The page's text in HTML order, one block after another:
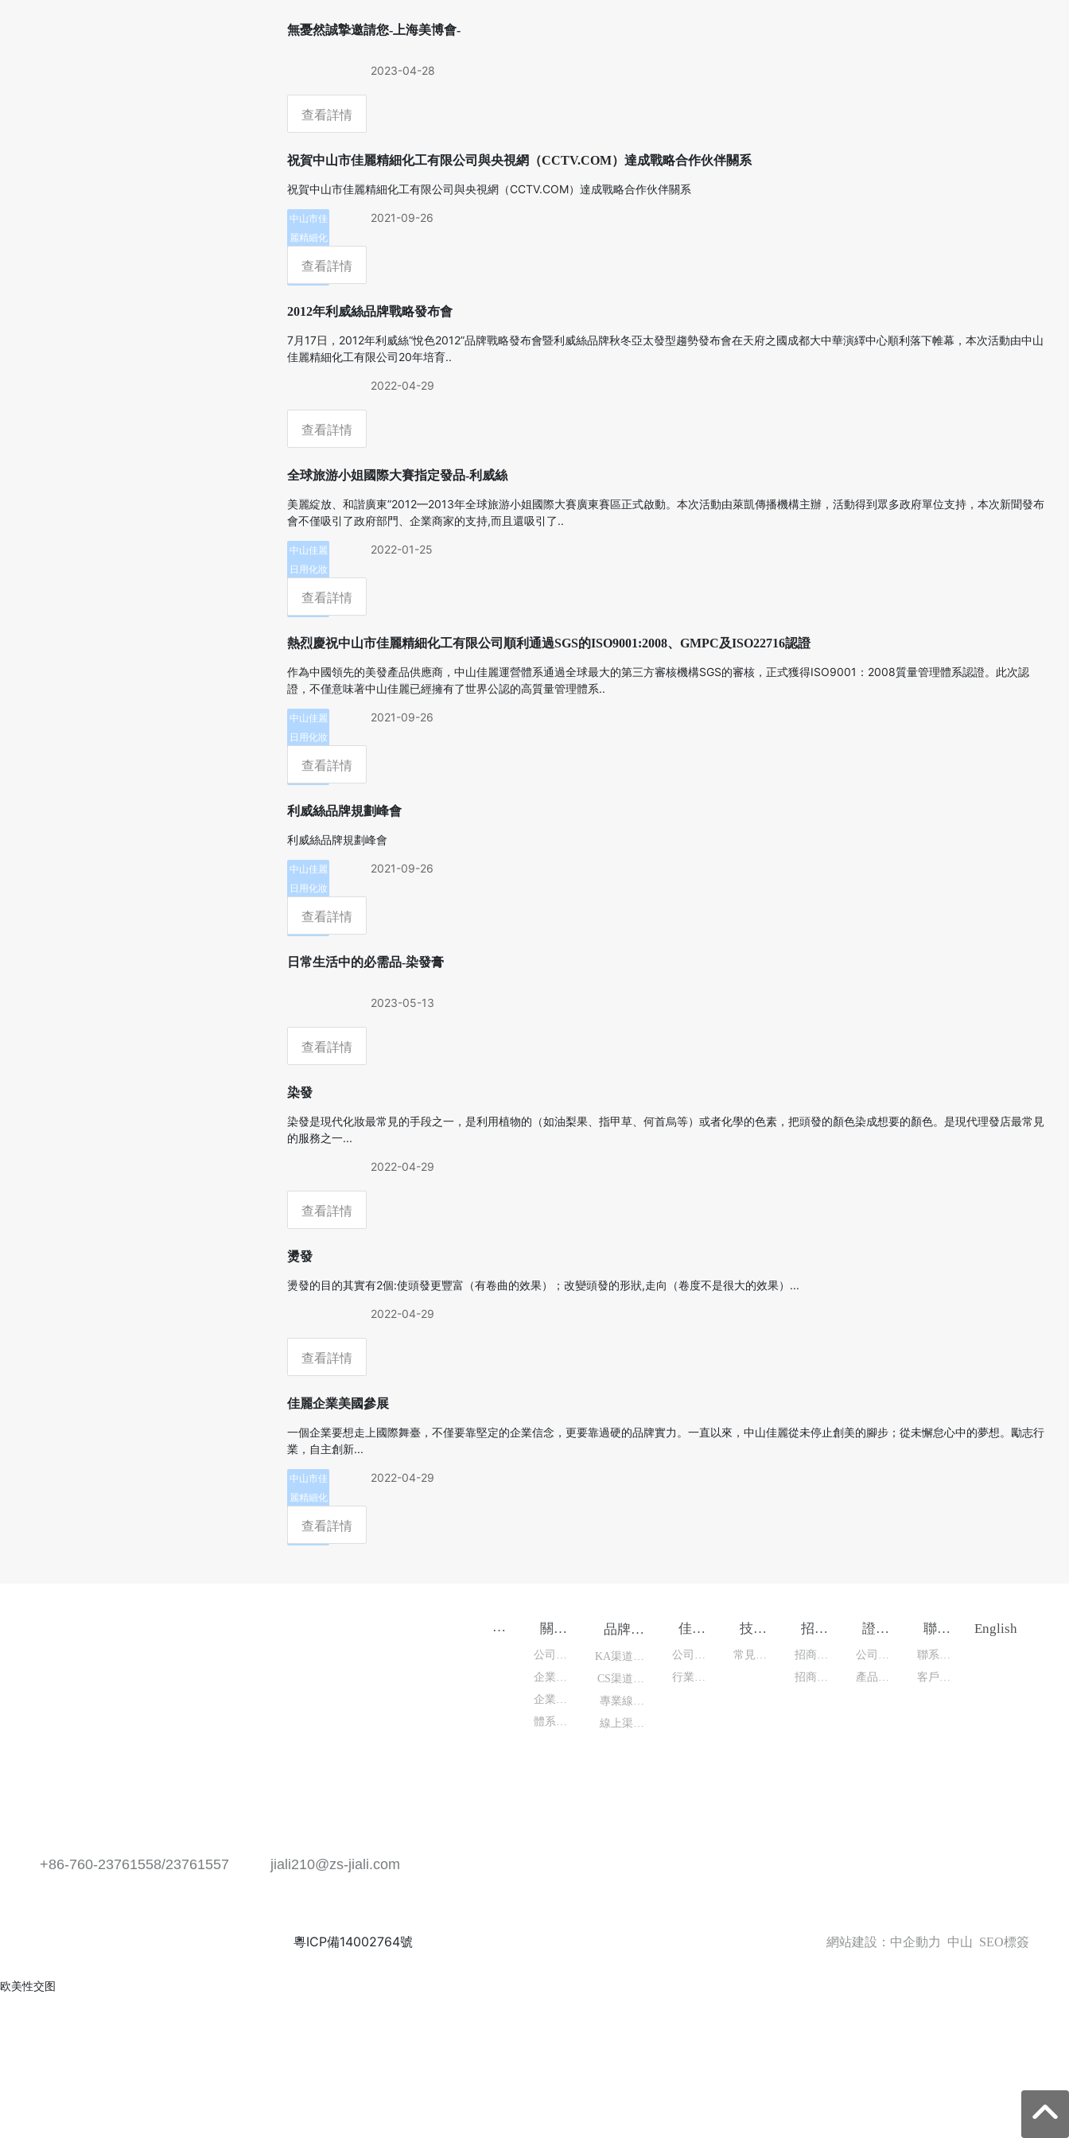
無憂然誠摯邀請您-上海美博會-
2023-04-28
查看詳情
祝賀中山市佳麗精細化工有限公司與央視網（CCTV.COM）達成戰略合作伙伴關系
祝賀中山市佳麗精細化工有限公司與央視網（CCTV.COM）達成戰略合作伙伴關系
中山市佳
麗精細化
2021-09-26
查看詳情
2012年利威絲品牌戰略發布會
7月17日，2012年利威絲“悅色2012”品牌戰略發布會暨利威絲品牌秋冬亞太發型趨勢發布會在天府之國成都大中華演繹中心順利落下帷幕，本次活動由中山
佳麗精細化工有限公司20年培育..
2022-04-29
查看詳情
全球旅游小姐國際大賽指定發品-利威絲
美麗綻放、和諧廣東”2012—2013年全球旅游小姐國際大賽廣東賽區正式啟動。本次活動由萊凱傳播機構主辦，活動得到眾多政府單位支持，本次新聞發布
會不僅吸引了政府部門、企業商家的支持,而且還吸引了..
中山佳麗
日用化妝
2022-01-25
查看詳情
熱烈慶祝中山市佳麗精細化工有限公司順利通過SGS的ISO9001:2008、GMPC及ISO22716認證
作為中國領先的美發產品供應商，中山佳麗運營體系通過全球最大的第三方審核機構SGS的審核，正式獲得ISO9001：2008質量管理體系認證。此次認
證，不僅意味著中山佳麗已經擁有了世界公認的高質量管理體系..
中山佳麗
日用化妝
2021-09-26
查看詳情
利威絲品牌規劃峰會
利威絲品牌規劃峰會
中山佳麗
日用化妝
2021-09-26
查看詳情
日常生活中的必需品-染發膏
2023-05-13
查看詳情
染發
染發是現代化妝最常見的手段之一，是利用植物的（如油梨果、指甲草、何首烏等）或者化學的色素，把頭發的顏色染成想要的顏色。是現代理發店最常見
的服務之一...
2022-04-29
查看詳情
燙發
燙發的目的其實有2個:使頭發更豐富（有卷曲的效果）；改變頭發的形狀,走向（卷度不是很大的效果）...
2022-04-29
查看詳情
佳麗企業美國參展
一個企業要想走上國際舞臺，不僅要靠堅定的企業信念，更要靠過硬的品牌實力。一直以來，中山佳麗從未停止創美的腳步；從未懈怠心中的夢想。勵志行
業，自主創新...
中山市佳
麗精細化
2022-04-29
查看詳情
首
關于
佳麗
公司介
企業文
企業歷
體系認
品牌系
列
KA渠道系
CS渠道系
專業線渠
道系列
線上渠道
佳麗
新聞
公司新
行業新
技術
支持
常見問
招商
加盟
招商流
招商優
證件
資料
公司證
產品資
聯系
我們
聯系方
客戶留
English
+86-760-23761558/23761557 jiali210@zs-jiali.com
Copyright ?2022 中山佳麗日用化妝品有限公司粵ICP備14002764號 網站建設：中企動力 中山 SEO標簽
欧美性交图